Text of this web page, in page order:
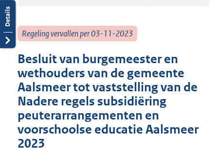
Regeling vervallen per 03-11-2023
Besluit van burgemeester en
wethouders van de gemeente
Aalsmeer tot vaststelling van de
Nadere regels subsidiëring
peuterarrangementen en
voorschoolse educatie Aalsmeer
2023